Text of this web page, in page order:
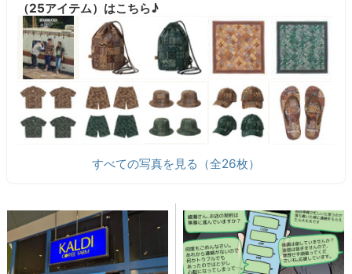
（25アイテム）はこちら♪
すべての写真を見る（全26枚）